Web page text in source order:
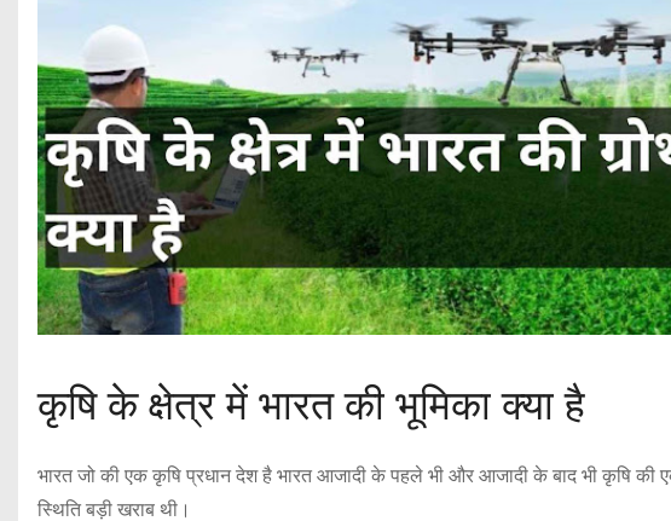
कृषि के क्षेत्र में भारत की भूमिका क्या है
भारत जो की एक कृषि प्रधान देश है भारत आजादी के पहले भी और आजादी के बाद भी कृषि की
स्थिति बड़ी खराब थी।